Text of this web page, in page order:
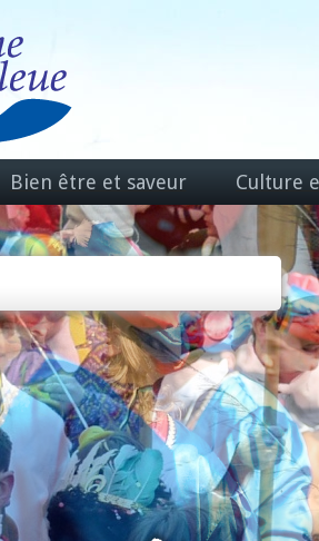
Bien être et saveur Culture